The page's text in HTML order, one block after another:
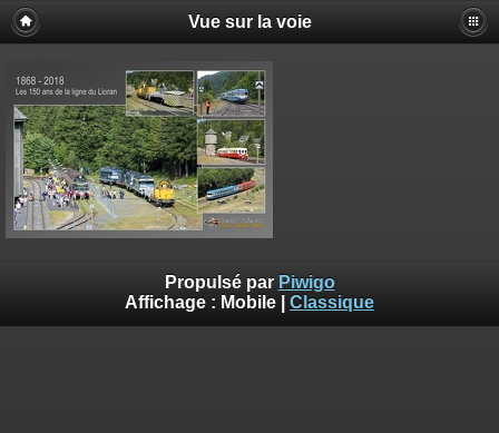
Vue sur la voie
Propulsé par Piwigo
Affichage : Mobile Classique